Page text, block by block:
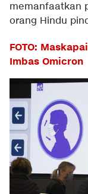
memanfaatkan
orang Hindu
FOTO:
Imbas Omicron